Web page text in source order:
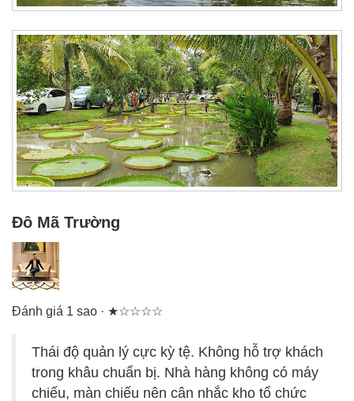
Đô Mã Trường
Đánh giá 1 sao · ★☆☆☆☆
Thái độ quản lý cực kỳ tệ. Không hỗ trợ khách
trong khâu chuẩn bị. Nhà hàng không có máy
chiếu, màn chiếu nên cân nhắc kho tổ chức